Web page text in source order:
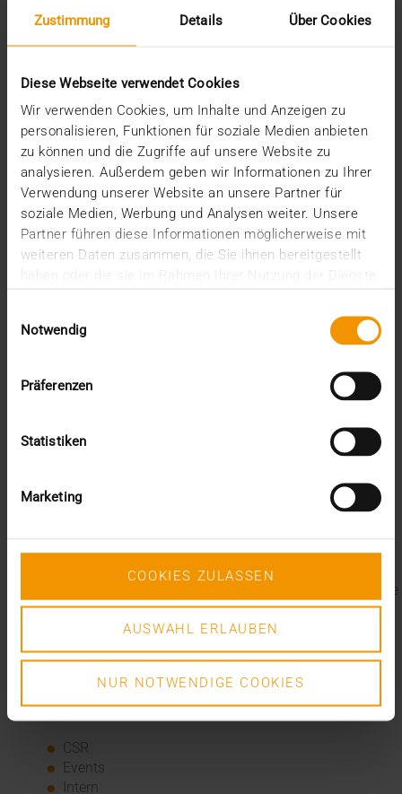
Zustimmung Details Über Cookies
Diese Webseite verwendet Cookies
Wir verwenden Cookies, um Inhalte und Anzeigen zu
personalisieren, Funktionen für soziale Medien anbieten
zu können und die Zugriffe auf unsere Website zu
analysieren. Außerdem geben wir Informationen zu Ihrer
Verwendung unserer Website an unsere Partner für
soziale Medien, Werbung und Analysen weiter. Unsere
Partner führen diese Informationen möglicherweise mit
weiteren Daten zusammen, die Sie ihnen bereitgestellt
haben oder die sie im Rahmen Ihrer Nutzung der Dienste
Notwendig
Präferenzen
Statistiken
Marketing
COOKIES ZULASSEN
AUSWAHL ERLAUBEN
NUR NOTWENDIGE COOKIES
Amelie Holstein
Das CSR-Kompetenzzentrum Ruhr ist ein Projekt des
Ministeriums für Wirtschaft, Innovation, Digitalisierung
und Energie des Landes NRW und wird aus Mitteln des
Europäischen Fonds für regionale Entwicklung gefördert
(EFRE). Zur Umsetzung des Projekts bis Ende 2020
haben sich die Wirtschaftsförderung Dortmund, die
Wirschaftsförderungsagentur Ennepe-Ruhr, das Centrum
für bürgerschaftliches Engagement (CBE) in Mülheim,
zusammengeschlossen.
Weitere Informationen:
www.csr-ruhr.de
Letzte Blogbeiträge
Der EHDS – ein Rahmen für Spielregeln und
Innovation
Der EU AI Act im Krankenhaus: So betten Sie KI in Ihre
Radiologie ein
Mehrwert durch Synergien
So kommen Dokumente automatisch in die ePA
Kategorien
CSR
Events
Intern